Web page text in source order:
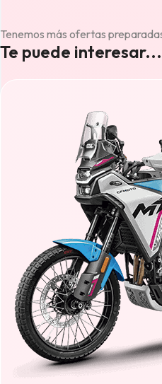
Tenemos más ofertas
Te puede interesar...